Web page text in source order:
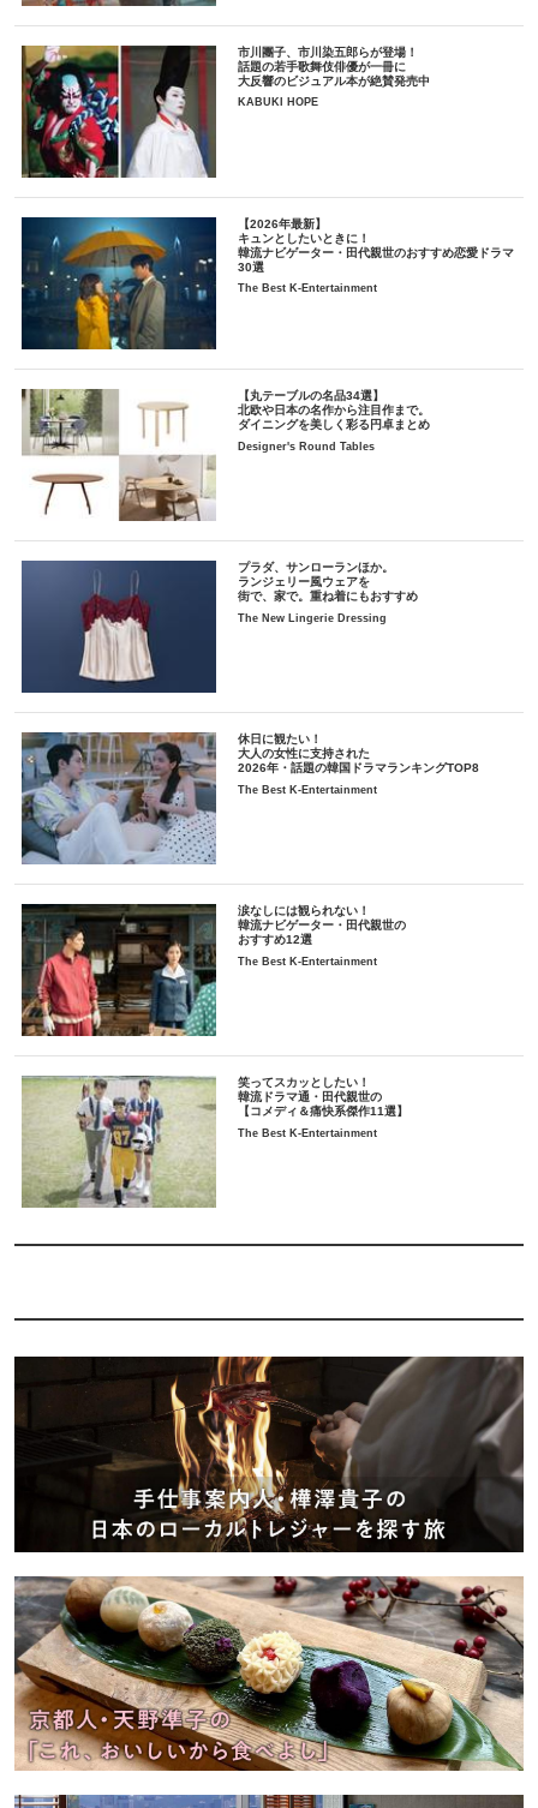
市川團子、市川染五郎らが登場！
話題の若手歌舞伎俳優が一冊に
大反響のビジュアル本が絶賛発売中
KABUKI HOPE
【2026年最新】
キュンとしたいときに！
韓流ナビゲーター・田代親世のおすすめ恋愛ドラマ
30選
The Best K-Entertainment
【丸テーブルの名品34選】
北欧や日本の名作から注目作まで。
ダイニングを美しく彩る円卓まとめ
Designer's Round Tables
プラダ、サンローランほか。
ランジェリー風ウェアを
街で、家で。重ね着にもおすすめ
The New Lingerie Dressing
休日に観たい！
大人の女性に支持された
2026年・話題の韓国ドラマランキングTOP8
The Best K-Entertainment
涙なしには観られない！
韓流ナビゲーター・田代親世の
おすすめ12選
The Best K-Entertainment
笑ってスカッとしたい！
韓流ドラマ通・田代親世の
【コメディ＆痛快系傑作11選】
The Best K-Entertainment